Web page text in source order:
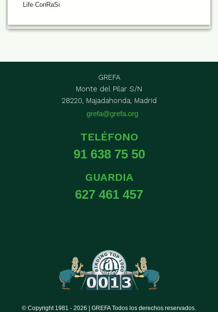
Life ConRaSi
GREFA
Monte del Pilar S/N
28220, Majadahonda, Madrid
grefa@grefa.org
TELÉFONO
91 638 75 50
GUARDIA
627 461 457
© Copyright 1981 - 2026 | GREFA Todos los derechos reservados.